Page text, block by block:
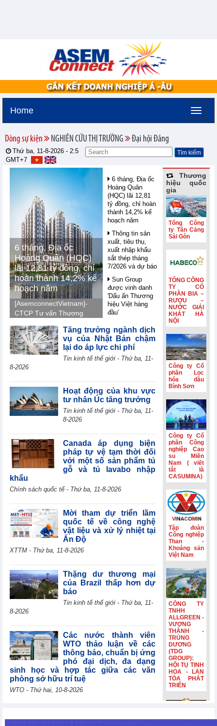
Home
Dòng sự kiện NGHIÊN CỨU THỊ TRƯỜNG Đại hội Đảng
Thứ ba, 11-8-2026 - 2:5
GMT+7
6 tháng, Địa ốc
Hoàng Quân (HQC)
lãi 12,81 tỷ đồng, chỉ
hoàn thành 14,2% kế
hoạch năm
[AsemconnectVietnam]-
CTCP Tư vấn Thương
Hoàng Quân (mã HQC -
sàn HOSE) ghi nhận lãi
7,41 tỷ đồng trong quý
II, luỹ kế nửa đầu năm
2026 lãi 12,81 tỷ đồng
và hoàn thành 14,2% so
với kế hoạch năm 2026.
6 tháng, Địa ốc
Hoàng Quân
(HQC) lãi 12,81
tỷ đồng, chỉ hoàn
thành 14,2% kế
hoạch năm
Thông tin sản
xuất, tiêu thụ,
xuất nhập khẩu
sắt thép tháng
7/2026 và dự báo
Sun Group
được vinh danh
'Dấu ấn Thương
hiệu Việt hàng
đầu'
Nghị quyết 10 -
FDI trong giai
đoạn mới: Công
nghệ, liên kết và
giá trị dài hạn
ngọt từ hoạt động
kinh doanh ngoài
xăng dầu
cho các nền kinh
tế mới nổi
Hành trình gắn
kết và nét đẹp
văn hóa Phân lân
Không còn lãi
lợi nhuận quý
II/2026 của HBC
giảm 55%
Lợi nhuận sau
thuế 6 tháng
giảm 82,9%,
dòng tiền âm
đồng
Tăng trưởng ngành dịch
vụ của Nhật Bản chậm
lại do áp lực chi phí
Tin kinh tế thế giới - Thứ ba, 11-
8-2026
Hoạt động của khu vực
tư nhân Úc tăng trưởng
Tin kinh tế thế giới - Thứ ba, 11-
8-2026
Canada áp dụng biện
pháp tự vệ tạm thời đối
với một số sản phẩm tủ
gỗ và tủ lavabo nhập
khẩu
Chính sách quốc tế - Thứ ba, 11-8-2026
Mời tham dự triển lãm
quốc tế về công nghệ
vật liệu và xử lý nhiệt tại
Ấn Độ
XTTM - Thứ ba, 11-8-2026
Thặng dư thương mại
của Brazil thấp hơn dự
báo
Tin kinh tế thế giới - Thứ ba, 11-
8-2026
Các nước thành viên
WTO thảo luận về các
thông báo, chuẩn bị ứng
phó đại dịch, đa dạng
sinh học và hợp tác giữa các văn
phòng sở hữu trí tuệ
WTO - Thứ hai, 10-8-2026
Thương
hiệu quốc
gia
Tổng Công
ty Tân Cảng
Sài Gòn
TỔNG CÔNG
TY CỔ
PHẦN BIA –
RƯỢU –
NƯỚC GIẢI
KHÁT HÀ
NỘI
Công ty Cổ
phần Lọc
hóa dầu
Bình Sơn
Công ty Cổ
phần Công
nghiệp Cao
su Miền
Nam ( viết
tắt là
CASUMINA)
Tập đoàn
Công nghiệp
Than -
Khoáng sản
Việt Nam
CÔNG TY
TNHH
ALLGREEN -
VƯỢNG
THÀNH -
TRÙNG
DƯƠNG
(TDG
GROUP):
HỘI TỤ TINH
HOA - LAN
TỎA PHÁT
TRIỂN
Bia Hà Nội